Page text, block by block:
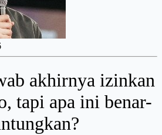
akhirnya izinkan
tapi apa ini benar-